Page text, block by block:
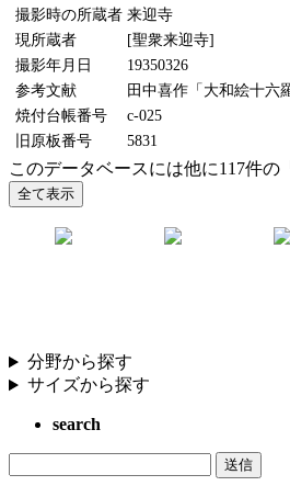
撮影時の所蔵者 来迎寺
現所蔵者
[聖衆来迎寺]
撮影年月日
19350326
参考文献
田中喜作「大和絵十六
焼付台帳番号
c-025
旧原板番号
5831
このデータベースには他に117件の
分野から探す
サイズから探す
search